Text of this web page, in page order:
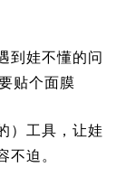
到娃不懂的问
贴个面膜
）工具，让娃
不迫。